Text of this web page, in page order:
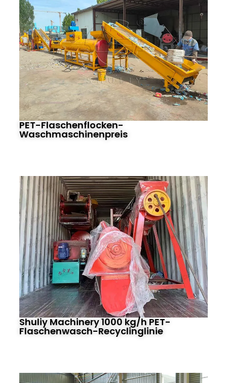
PET-Flaschenflocken-
Waschmaschinenpreis
Shuliy Machinery 1000 kg/h PET-
Flaschenwasch-Recyclinglinie